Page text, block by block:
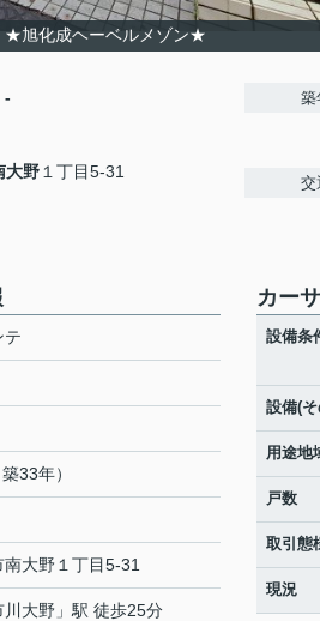
★旭化成ヘーベルメゾン★
-
大野 １丁目5-31
築
交
テ
33年）
南大野 １丁目5-31
川大野 」駅 徒歩25分
カー
設備条
設備(
用途地
戸数
取引態
現況